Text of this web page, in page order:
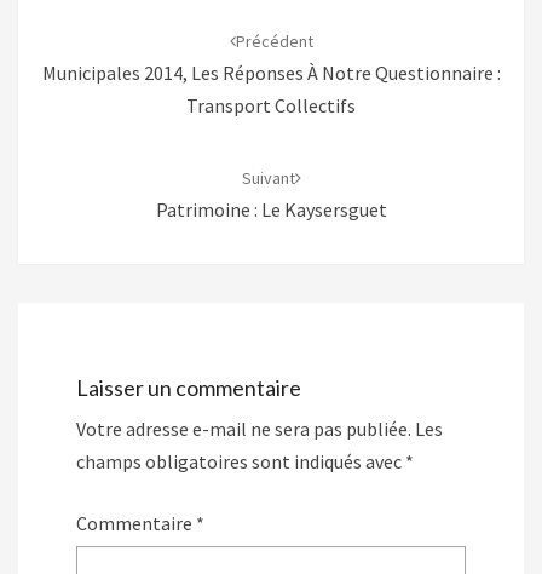
Précédent
Municipales 2014, Les Réponses À Notre Questionnaire :
Transport Collectifs
Suivant
Patrimoine : Le Kaysersguet
Laisser un commentaire
Votre adresse e-mail ne sera pas publiée. Les
champs obligatoires sont indiqués avec *
Commentaire *